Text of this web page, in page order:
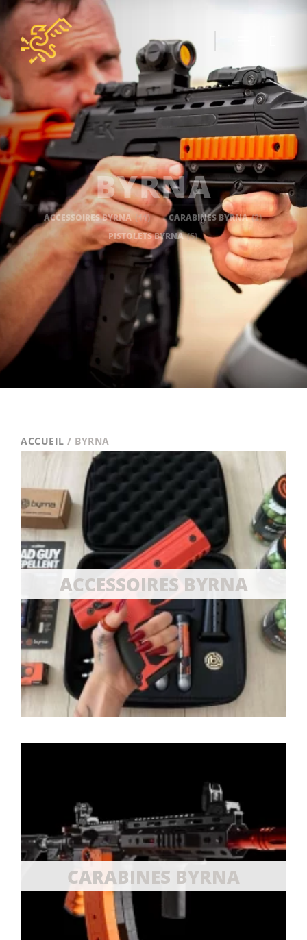
BYRNA
ACCESSOIRES BYRNA(11) CARABINES BYRNA(2)
PISTOLETS BYRNA(5)
ACCUEIL / BYRNA
ACCESSOIRES BYRNA
CARABINES BYRNA